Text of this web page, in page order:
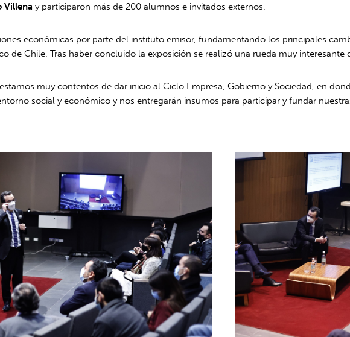
Villena y participaron más de 200 alumnos e invitados externos.
económicas por parte del instituto emisor, fundamentando los principales
Chile. Tras haber concluido la exposición se realizó una rueda muy interesante
muy contentos de dar inicio al Ciclo Empresa, Gobierno y Sociedad, en
social y económico y nos entregarán insumos para participar y fundar